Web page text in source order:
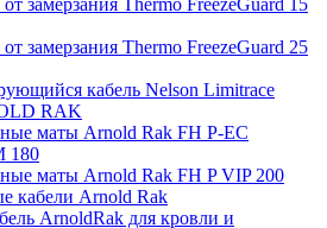
замерзания Thermo FreezeGuard 15
замерзания Thermo FreezeGuard 25
кабель Nelson Limitrace
RAK
маты Arnold Rak FH P-EC
180
маты Arnold Rak FH P VIP 200
кабели Arnold Rak
ArnoldRak для кровли и